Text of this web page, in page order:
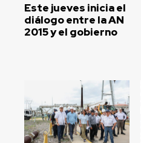
Este jueves inicia el
diálogo entre la AN
2015 y el gobierno